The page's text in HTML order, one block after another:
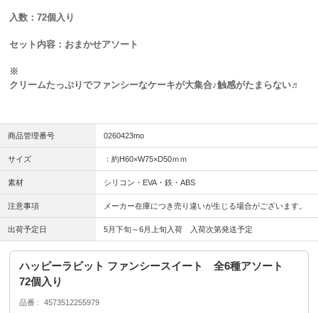
入数：72個入り
セット内容：おまかせアソート
※
クリームたっぷりでファンシーなケーキが大集合♪触感がたまらない♬
商品管理番号 0260423mo
サイズ ：約H60×W75×D50ｍｍ
素材 シリコン・EVA・鉄・ABS
注意事項 メーカー在庫につき売り違いが生じる場合がございます。
出荷予定日 5月下旬～6月上旬入荷 入荷次第発送予定
ハッピーラビット ファンシースイート 全6種アソート
72個入り
品番 4573512255979